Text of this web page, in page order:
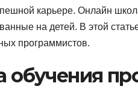
карьере. Онлайн
на детей. В этой
программистов.
обучения